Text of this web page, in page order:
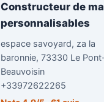
Constructeur de
personnalisables
espace savoyard, za la
baronnie, 73330 Le
Beauvoisin
+33972622265